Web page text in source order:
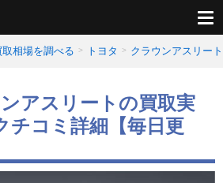
取相場を調べる トヨタ クラウンアスリー
アスリートの買取実
チコミ詳細【毎日更